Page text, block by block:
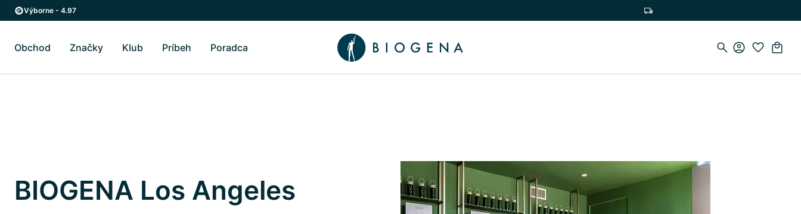
Skip to main content
Skip to main navigation
Výborne - 4.97
Obchod Prepnúť podmenu Obchod
Značky Prepnúť podmenu Značky
Klub Príbeh Prepnúť podmenu Príbeh
Poradca Prepnúť podmenu Poradca
BIOGENA Los Angeles